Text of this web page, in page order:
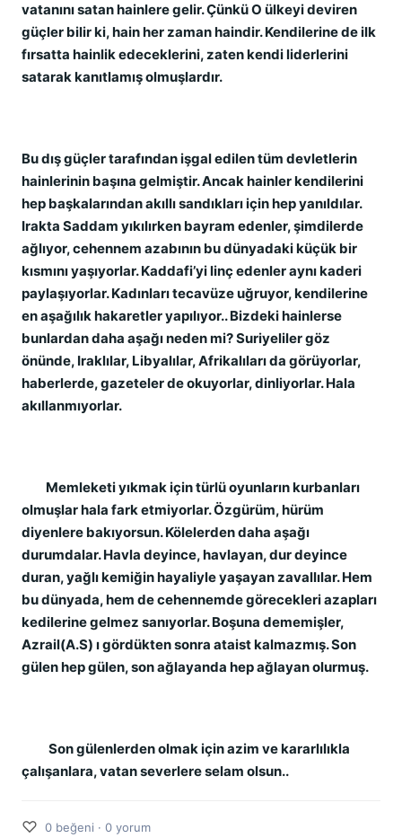
vatanını satan hainlere gelir. Çünkü O ülkeyi deviren
güçler bilir ki, hain her zaman haindir. Kendilerine de ilk
fırsatta hainlik edeceklerini, zaten kendi liderlerini
satarak kanıtlamış olmuşlardır.
Bu dış güçler tarafından işgal edilen tüm devletlerin
hainlerinin başına gelmiştir. Ancak hainler kendilerini
hep başkalarından akıllı sandıkları için hep yanıldılar.
Irakta Saddam yıkılırken bayram edenler, şimdilerde
ağlıyor, cehennem azabının bu dünyadaki küçük bir
kısmını yaşıyorlar. Kaddafi’yi linç edenler aynı kaderi
paylaşıyorlar. Kadınları tecavüze uğruyor, kendilerine
en aşağılık hakaretler yapılıyor.. Bizdeki hainlerse
bunlardan daha aşağı neden mi? Suriyeliler göz
önünde, Iraklılar, Libyalılar, Afrikalıları da görüyorlar,
haberlerde, gazeteler de okuyorlar, dinliyorlar. Hala
akıllanmıyorlar.
Memleketi yıkmak için türlü oyunların kurbanları
olmuşlar hala fark etmiyorlar. Özgürüm, hürüm
diyenlere bakıyorsun. Kölelerden daha aşağı
durumdalar. Havla deyince, havlayan, dur deyince
duran, yağlı kemiğin hayaliyle yaşayan zavallılar. Hem
bu dünyada, hem de cehennemde görecekleri azapları
kedilerine gelmez sanıyorlar. Boşuna dememişler,
Azrail(A.S) ı gördükten sonra ataist kalmazmış. Son
gülen hep gülen, son ağlayanda hep ağlayan olurmuş.
Son gülenlerden olmak için azim ve kararlılıkla
çalışanlara, vatan severlere selam olsun..
♡ 0 beğeni · 0 yorum